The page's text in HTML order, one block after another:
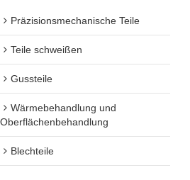
Präzisionsmechanische Teile
Teile schweißen
Gussteile
Wärmebehandlung und
Oberflächenbehandlung
Blechteile